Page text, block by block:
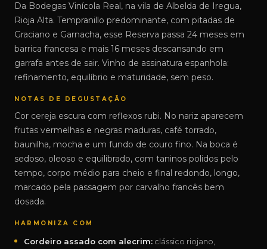
Da Bodegas Vinícola Real, na vila de Albelda de Iregua,
Rioja Alta. Tempranillo predominante, com pitadas de
Graciano e Garnacha, esse Reserva passa 24 meses em
barrica francesa e mais 16 meses descansando em
garrafa antes de sair. Vinho de assinatura espanhola:
refinamento, equilíbrio e maturidade, sem peso.
NOTAS DE DEGUSTAÇÃO
Cor cereja escura com reflexos rubi. No nariz aparecem
frutas vermelhas e negras maduras, café torrado,
baunilha, mocha e um fundo de couro fino. Na boca é
sedoso, oleoso e equilibrado, com taninos polidos pelo
tempo, corpo médio para cheio e final redondo, longo,
marcado pela passagem por carvalho francês bem
dosada.
HARMONIZA COM
Cordeiro assado com alecrim: clássico riojano,